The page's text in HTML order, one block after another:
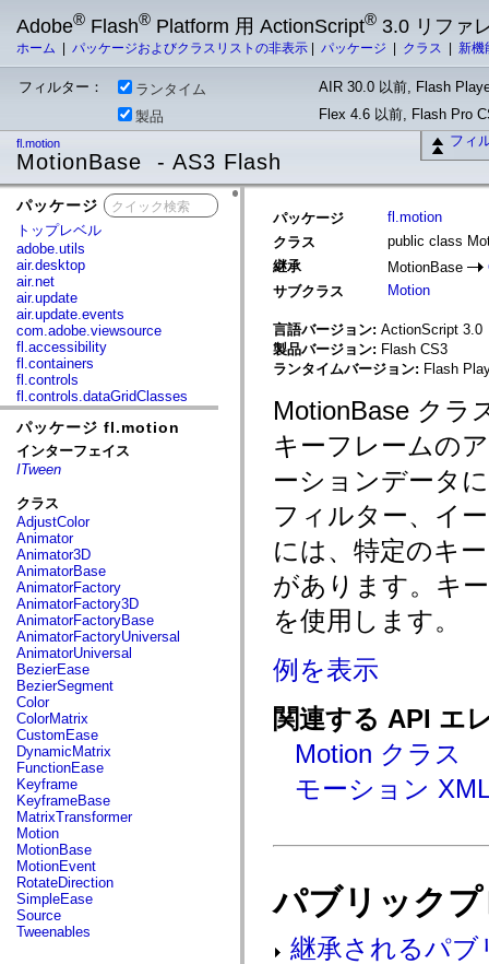
Adobe® Flash® Platform 用 ActionScript® 3.0 リファ
ホーム パッケージおよびクラスリストの非表示 パッケージ クラス 新
フィルター： ランタイム
AIR 30.0 以前, Flash
製品
Flex 4.6 以前, Flash Pro
フィ
fl.motion
MotionBase - AS3 Flash
パッケージ
トップレベル
adobe.utils
air.desktop
air.net
air.update
air.update.events
com.adobe.viewsource
fl.accessibility
fl.containers
fl.controls
fl.controls.dataGridClasses
fl.controls.listClasses
fl.controls.progressBarClasses
fl.core
fl.data
fl.display
fl.events
fl.ik
fl.lang
fl.livepreview
fl.managers
fl.motion
fl.motion.easing
fl.rsl
fl.text
fl.transitions
fl.transitions.easing
fl.video
flash.accessibility
flash.concurrent
flash.crypto
flash.data
flash.desktop
flash.display
flash.display3D
flash.display3D.textures
flash.errors
flash.events
flash.external
flash.filesystem
flash.filters
flash.geom
flash.globalization
flash.html
パッケージ fl.motion
インターフェイス
ITween
クラス
AdjustColor
Animator
Animator3D
AnimatorBase
AnimatorFactory
AnimatorFactory3D
AnimatorFactoryBase
AnimatorFactoryUniversal
AnimatorUniversal
BezierEase
BezierSegment
Color
ColorMatrix
CustomEase
DynamicMatrix
FunctionEase
Keyframe
KeyframeBase
MatrixTransformer
Motion
MotionBase
MotionEvent
RotateDirection
SimpleEase
Source
Tweenables
パッケージ
fl.motion
クラス
public class
継承
MotionBase
サブクラス
Motion
言語バージョン: ActionScript 3.0
製品バージョン: Flash CS3
ランタイムバージョン: Flash
MotionBase クラ
キーフレームの
ーションデータ
フィルター、イ
には、特定のキ
があります。キ
を使用します。
例を表示
関連する API エ
Motion クラス
モーション
パブリック
継承されるパ